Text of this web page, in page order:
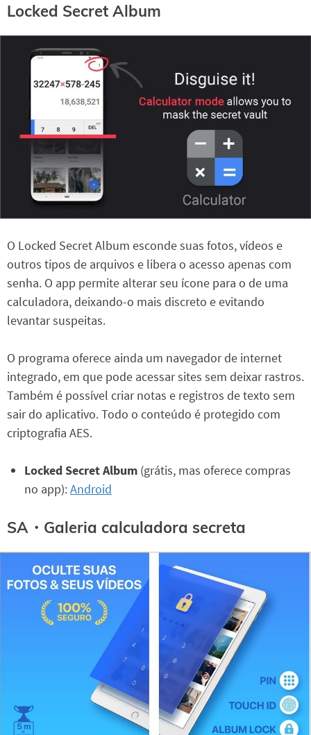
Locked Secret Album
O Locked Secret Album esconde suas fotos, vídeos e
outros tipos de arquivos e libera o acesso apenas com
senha. O app permite alterar seu ícone para o de uma
calculadora, deixando-o mais discreto e evitando
levantar suspeitas.
O programa oferece ainda um navegador de internet
integrado, em que pode acessar sites sem deixar rastros.
Também é possível criar notas e registros de texto sem
sair do aplicativo. Todo o conteúdo é protegido com
criptografia AES.
Locked Secret Album (grátis, mas oferece compras
no app):Android
SA・Galeria calculadora secreta